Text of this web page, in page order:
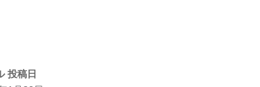
投稿日